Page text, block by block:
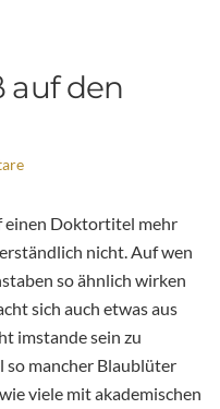
auf den
einen Doktortitel mehr
nicht. Auf wen
so ähnlich wirken
sich auch etwas aus
imstande sein zu
so mancher Blaublüter
viele mit akademischen